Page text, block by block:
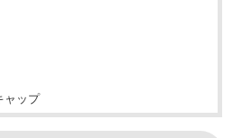
ャップ